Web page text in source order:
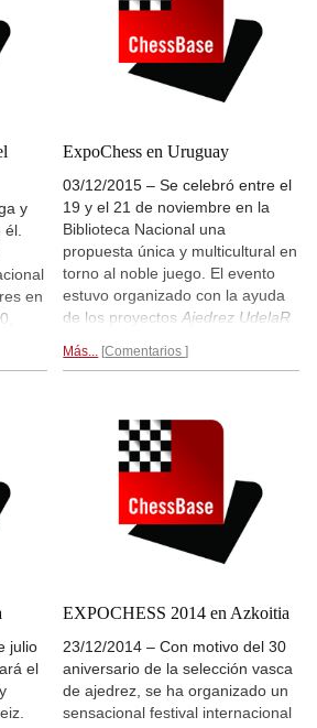
del
como Congo, Uganda, Nepal...
que participan en el festival. Las
partidas se disputarán en
Playchess.com, el servidor de
Los detalles...
y
en
ExpoChess en Uruguay
03/12/2015 – Se celebró entre el
19 y el 21 de noviembre en la
Biblioteca Nacional una
propuesta única y multicultural en
torno al noble juego. El evento
estuvo organizado con la ayuda
de los proyectos Ajedrez UdelaR
ambos coordinados por el
Más... Comentarios
julio
el
EXPOCHESS 2014 en Azkoitia
23/12/2014 – Con motivo del 30
aniversario de la selección vasca
de ajedrez, se ha organizado un
sensacional festival internacional